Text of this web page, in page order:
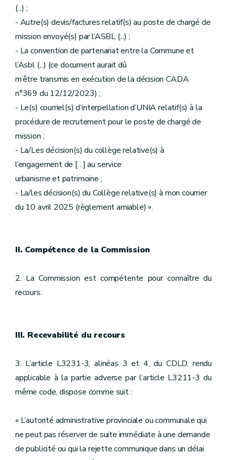
(...) ;
- Autre(s) devis/factures relatif(s) au poste de chargé de
mission envoyé(s) par l’ASBL (...) ;
- La convention de partenariat entre la Commune et
l’Asbl (...) (ce document aurait dû
m’être transmis en exécution de la décision CADA
n°369 du 12/12/2023) ;
- Le(s) courriel(s) d’interpellation d’UNIA relatif(s) à la
procédure de recrutement pour le poste de chargé de
mission ;
- La/Les décision(s) du collège relative(s) à
l’engagement de […] au service
urbanisme et patrimoine ;
- La/les décision(s) du Collège relative(s) à mon courrier
du 10 avril 2025 (règlement amiable) ».
II. Compétence de la Commission
2. La Commission est compétente pour connaître du
recours.
III. Recevabilité du recours
3. L’article L3231-3, alinéas 3 et 4, du CDLD, rendu
applicable à la partie adverse par l’article L3211-3 du
même code, dispose comme suit :
« L’autorité administrative provinciale ou communale qui
ne peut pas réserver de suite immédiate à une demande
de publicité ou qui la rejette communique dans un délai